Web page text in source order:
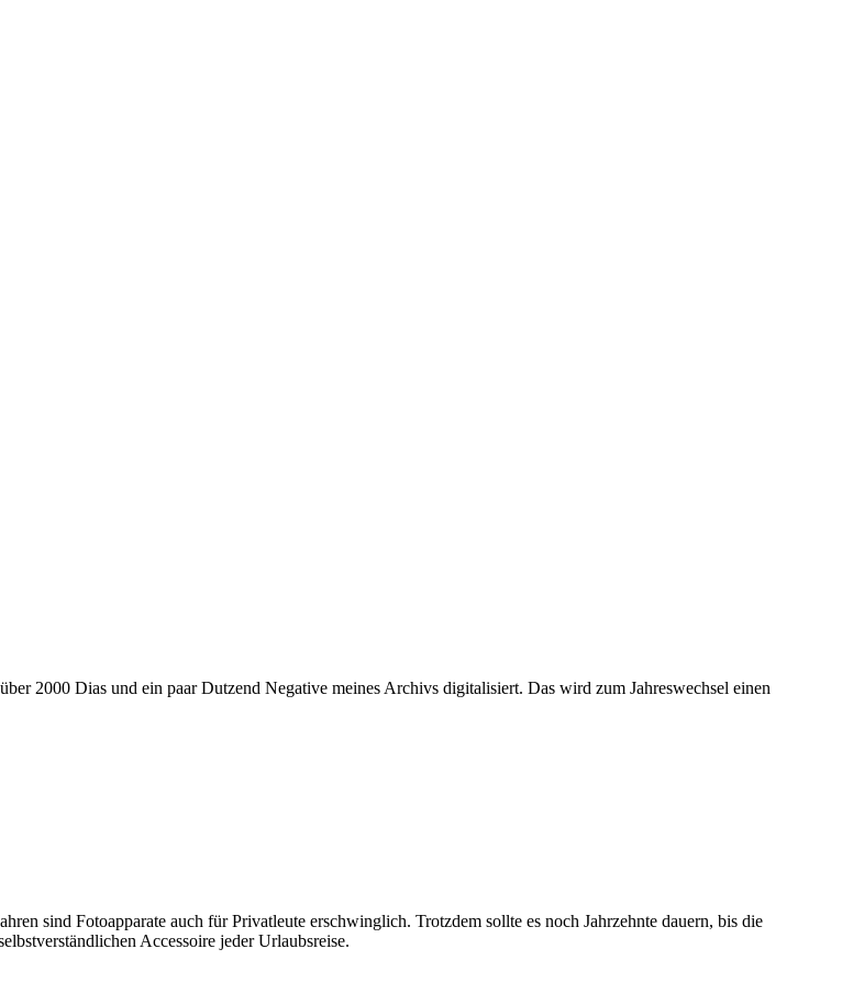
2000 Dias und ein paar Dutzend Negative meines Archivs digitalisiert. Das wird zum Jahreswechsel einen
sind Fotoapparate auch für Privatleute erschwinglich. Trotzdem sollte es noch Jahrzehnte dauern, bis die
Accessoire jeder Urlaubsreise.